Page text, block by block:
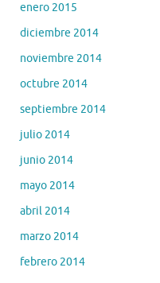
enero 2015
diciembre 2014
noviembre 2014
octubre 2014
septiembre 2014
julio 2014
junio 2014
mayo 2014
abril 2014
marzo 2014
febrero 2014